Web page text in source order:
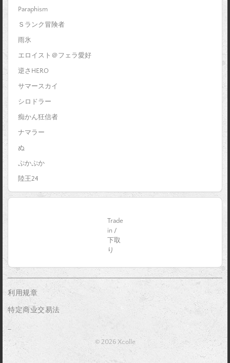
Paraphism
Ｓランク冒険者
雨氷
エロイスト＠フェラ愛好
逆さHERO
サマースカイ
シロドラー
痴かん狂信者
ナマラー
ぬ
ぷかぷか
陸王24
Trade
in /
下取
り
利用规章
特定商业交易法
© 2026 Xcolle